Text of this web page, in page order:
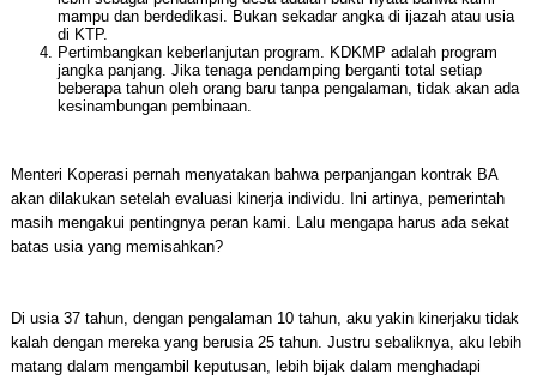
mampu dan berdedikasi. Bukan sekadar angka di ijazah atau usia
di KTP.
Pertimbangkan keberlanjutan program. KDKMP adalah program
jangka panjang. Jika tenaga pendamping berganti total setiap
beberapa tahun oleh orang baru tanpa pengalaman, tidak akan ada
kesinambungan pembinaan.
Menteri Koperasi pernah menyatakan bahwa perpanjangan kontrak BA
akan dilakukan setelah evaluasi kinerja individu. Ini artinya, pemerintah
masih mengakui pentingnya peran kami. Lalu mengapa harus ada sekat
batas usia yang memisahkan?
Di usia 37 tahun, dengan pengalaman 10 tahun, aku yakin kinerjaku tidak
kalah dengan mereka yang berusia 25 tahun. Justru sebaliknya, aku lebih
matang dalam mengambil keputusan, lebih bijak dalam menghadapi